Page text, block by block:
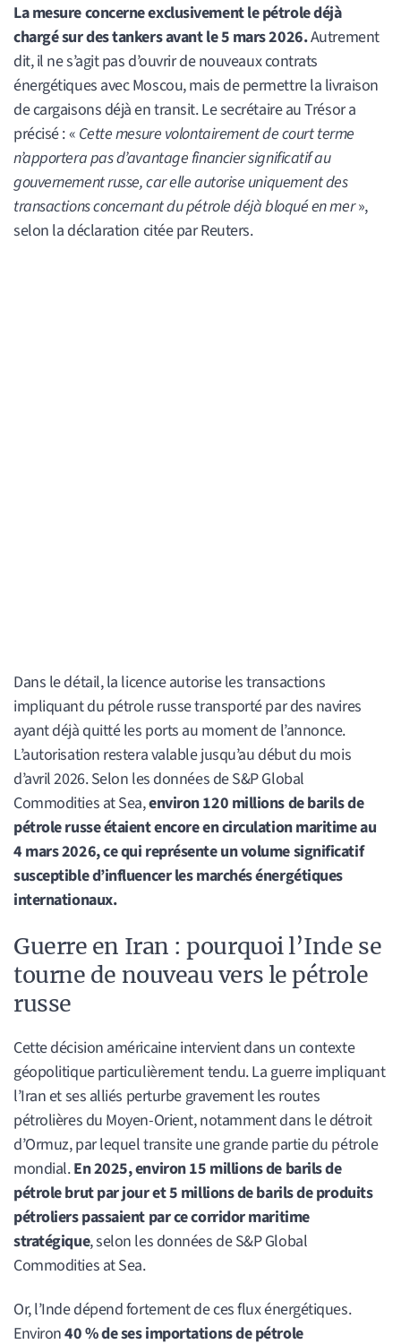
La mesure concerne exclusivement le pétrole déjà
chargé sur des tankers avant le 5 mars 2026.Autrement
dit, il ne s’agit pas d’ouvrir de nouveaux contrats
énergétiques avec Moscou, mais de permettre la livraison
de cargaisons déjà en transit. Le secrétaire au Trésor a
précisé : « Cette mesure volontairement de court terme
n’apportera pas d’avantage financier significatif au
gouvernement russe, car elle autorise uniquement des
transactions concernant du pétrole déjà bloqué en mer»,
selon la déclaration citée par Reuters.
Dans le détail, la licence autorise les transactions
impliquant du pétrole russe transporté par des navires
ayant déjà quitté les ports au moment de l’annonce.
L’autorisation restera valable jusqu’au début du mois
d’avril 2026. Selon les données de S&P Global
Commodities at Sea,environ 120 millions de barils de
pétrole russe étaient encore en circulation maritime au
4 mars 2026, ce qui représente un volume significatif
susceptible d’influencer les marchés énergétiques
internationaux.
Guerre en Iran : pourquoi l’Inde se
tourne de nouveau vers le pétrole
russe
Cette décision américaine intervient dans un contexte
géopolitique particulièrement tendu. La guerre impliquant
l’Iran et ses alliés perturbe gravement les routes
pétrolières du Moyen-Orient, notamment dans le détroit
d’Ormuz, par lequel transite une grande partie du pétrole
mondial.En 2025, environ 15 millions de barils de
pétrole brut par jour et 5 millions de barils de produits
pétroliers passaient par ce corridor maritime
stratégique, selon les données de S&P Global
Commodities at Sea.
Or, l’Inde dépend fortement de ces flux énergétiques.
Environ40 % de ses importations de pétrole